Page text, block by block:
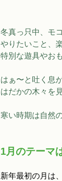
冬真っ只中、モ
やりたいこと、
特別な遊具やお
はぁ〜と吐く息
はだかの木々を
寒い時期は自然
1月のテーマ
新年最初の月は